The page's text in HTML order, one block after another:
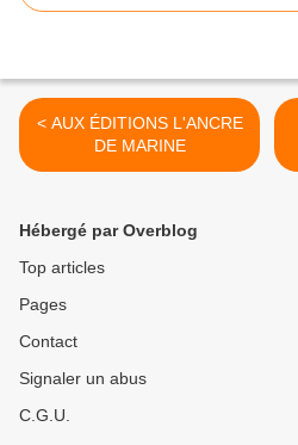
< AUX ÉDITIONS L'ANCRE
DE MARINE
Hébergé par Overblog
Top articles
Pages
Contact
Signaler un abus
C.G.U.